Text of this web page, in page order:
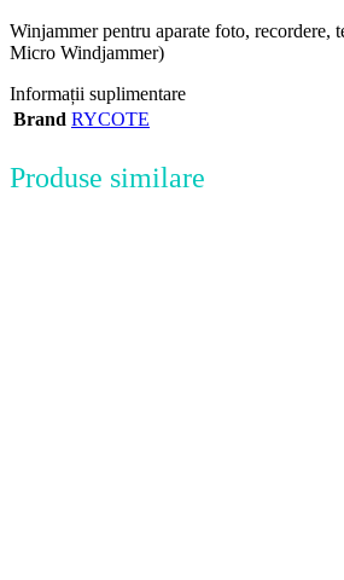
Winjammer pentru aparate foto, recordere,
Micro Windjammer)
Informații suplimentare
Brand RYCOTE
Produse similare